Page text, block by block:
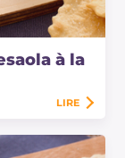
à la
LIRE